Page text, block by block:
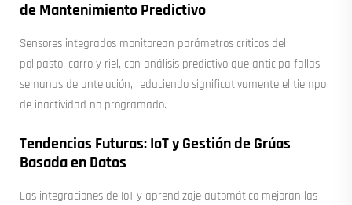
de Mantenimiento Predictivo
Sensores integrados monitorean parámetros críticos del
polipasto, carro y riel, con análisis predictivo que anticipa fallas
semanas de antelación, reduciendo significativamente el tiempo
de inactividad no programado.
Tendencias Futuras: IoT y Gestión de Grúas
Basada en Datos
Las integraciones de IoT y aprendizaje automático mejoran las